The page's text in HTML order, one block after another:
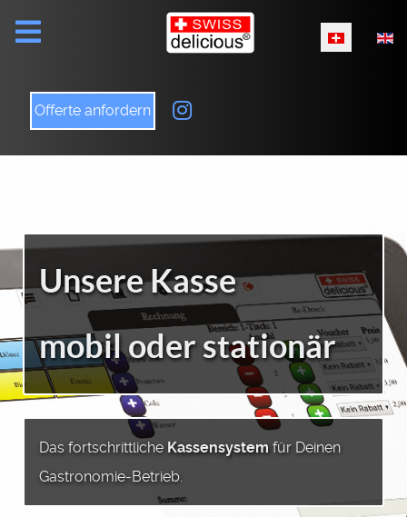
Offerte anfordern
Sprache
Unsere Kasse
mobil oder stationär
Das fortschrittliche Kassensystemfür Deinen
Gastronomie-Betrieb.